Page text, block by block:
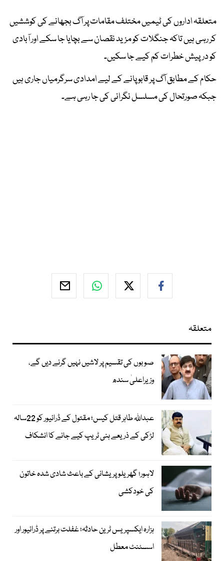
متعلقہ اداروں کی ٹیمیں مختلف مقامات پر آگ بجھانے کی کوششیں
کر رہی ہیں تاکہ جنگلات کو مزید نقصان سے بچایا جا سکے اور آبادی
کو درپیش خطرات کم کیے جا سکیں۔
حکام کے مطابق آگ پر قابو پانے کے لیے امدادی سرگرمیاں جاری ہیں
جبکہ صورتحال کی مسلسل نگرانی کی جا رہی ہے۔
متعلقہ
صوبوں کی تقسیم پر لاشیں نہیں گرنے دیں گے،
وزیراعلیٰ سندھ
عبداللہ طاہر قتل کیس؛ مقتول کے ڈرائیور کو 22سالہ
لڑکی کے ذریعے ہنی ٹریپ کیے جانے کا انشکاف
لاہور؛ گھریلو پریشانی کے باعث شادی شدہ خاتون
کی خودکشی
ہزارہ ایکسپریس ٹرین حادثہ؛ غفلت برتنے پر ڈرائیور اور
اسسٹنٹ معطل